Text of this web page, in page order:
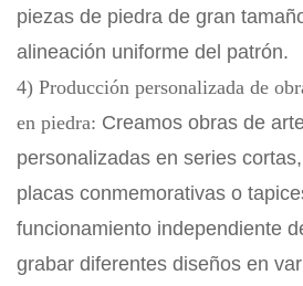
piezas de piedra de gran
alineación uniforme del patrón.
4) Producción personalizada de
en piedra: Creamos obras de
personalizadas en series
placas conmemorativas o
funcionamiento independiente
grabar diferentes diseños en